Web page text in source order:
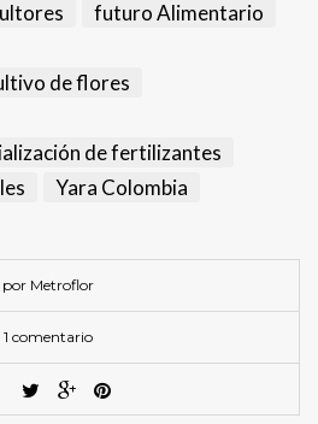
futuro Alimentario
de flores
de fertilizantes
Yara Colombia
por Metroflor
1 comentario